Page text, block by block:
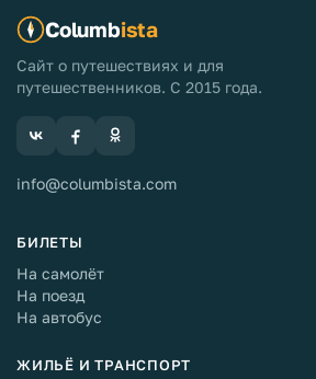
Columbista
Сайт о путешествиях и для
путешественников. С 2015 года.
info@columbista.com
БИЛЕТЫ
На самолёт
На поезд
На автобус
ЖИЛЬЁ И ТРАНСПОРТ